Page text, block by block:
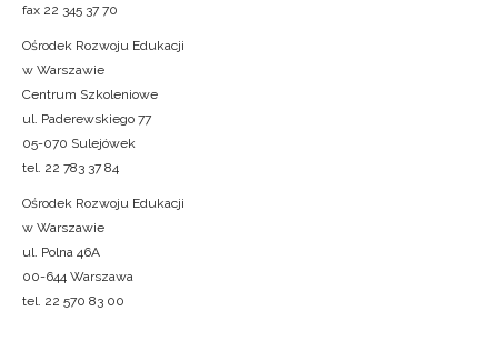
fax 22 345 37 70
Ośrodek Rozwoju Edukacji
w Warszawie
Centrum Szkoleniowe
ul. Paderewskiego 77
05-070 Sulejówek
tel. 22 783 37 84
Ośrodek Rozwoju Edukacji
w Warszawie
ul. Polna 46A
00-644 Warszawa
tel. 22 570 83 00